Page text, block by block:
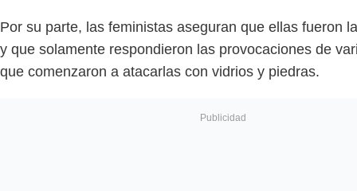
Por su parte, las feministas aseguran que ellas fueron
y que solamente respondieron las provocaciones de
que comenzaron a atacarlas con vidrios y piedras.